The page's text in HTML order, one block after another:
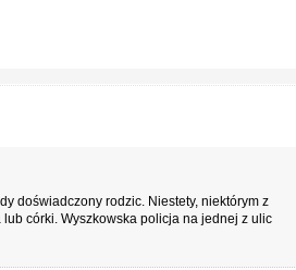
doświadczony rodzic. Niestety, niektórym z
córki. Wyszkowska policja na jednej z ulic